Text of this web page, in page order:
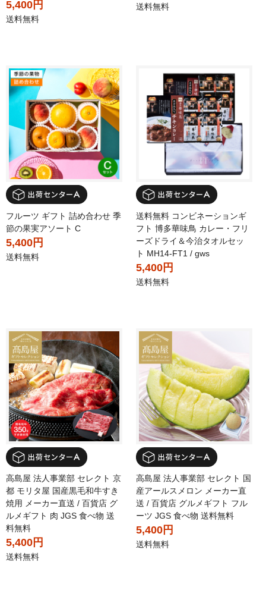
5,400円
送料無料
送料無料
フルーツ ギフト 詰め合わせ 季
節の果実アソート C
5,400円
送料無料
送料無料 コンビネーションギ
フト 博多華味鳥 カレー・フリ
ーズドライ＆今治タオルセッ
ト MH14-FT1 / gws
5,400円
送料無料
高島屋 法人事業部 セレクト 京
都 モリタ屋 国産黒毛和牛すき
焼用 メーカー直送 / 百貨店 グ
ルメギフト 肉 JGS 食べ物 送
料無料
5,400円
送料無料
高島屋 法人事業部 セレクト 国
産アールスメロン メーカー直
送 / 百貨店 グルメギフト フル
ーツ JGS 食べ物 送料無料
5,400円
送料無料